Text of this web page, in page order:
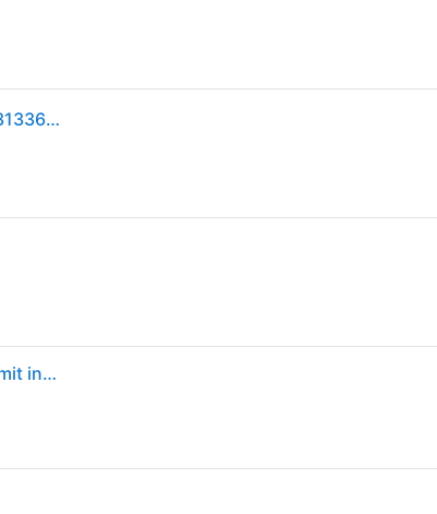
SACHS Federbeinstützlager BMW 802 186 31336769582,31336770568,6760943 Domlager,Federbeinstützlager,Federbeinlager,Stützlager 6769582,1094616
SACHS 802 186 Federbeinstützlager Vorderachse rechts, mit integriertem Kugellager